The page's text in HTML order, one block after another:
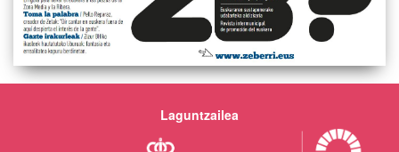
Laguntzailea